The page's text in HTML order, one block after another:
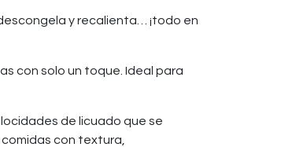
y recalienta… ¡todo en
con solo un toque. Ideal para
de licuado que se
con textura,